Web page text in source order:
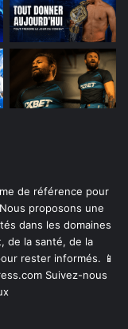
de référence pour
proposons une
dans les domaines
de la santé, de la
rester informés. 📱
Suivez-nous